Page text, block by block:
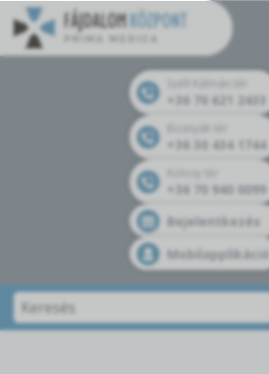
+36 70 621 2433
+36 30 434 1744
+36 70 940 0099
Bejelentkezés
Mobilapplikáció